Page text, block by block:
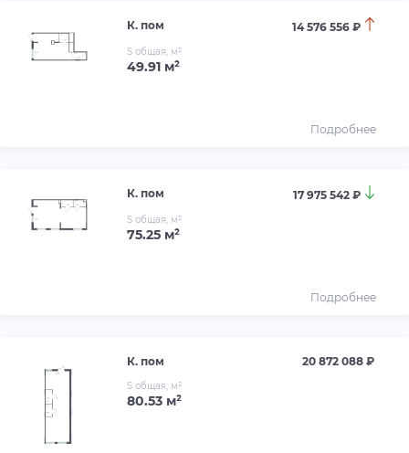
К. пом 14 576 556 ₽
S общая, м²
49.91 м²
Подробнее
К. пом 17 975 542 ₽
S общая, м²
75.25 м²
Подробнее
К. пом 20 872 088 ₽
S общая, м²
80.53 м²